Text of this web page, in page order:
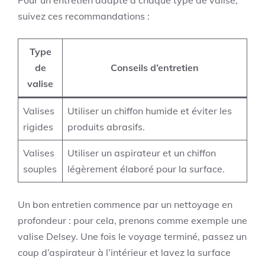
suivez ces recommandations :
Type
de
valise
Conseils d’entretien
Valises
rigides
Utiliser un chiffon humide et éviter les
produits abrasifs.
Valises
souples
Utiliser un aspirateur et un chiffon
légèrement élaboré pour la surface.
Un bon entretien commence par un nettoyage en
profondeur : pour cela, prenons comme exemple une
valise Delsey. Une fois le voyage terminé, passez un
coup d’aspirateur à l’intérieur et lavez la surface